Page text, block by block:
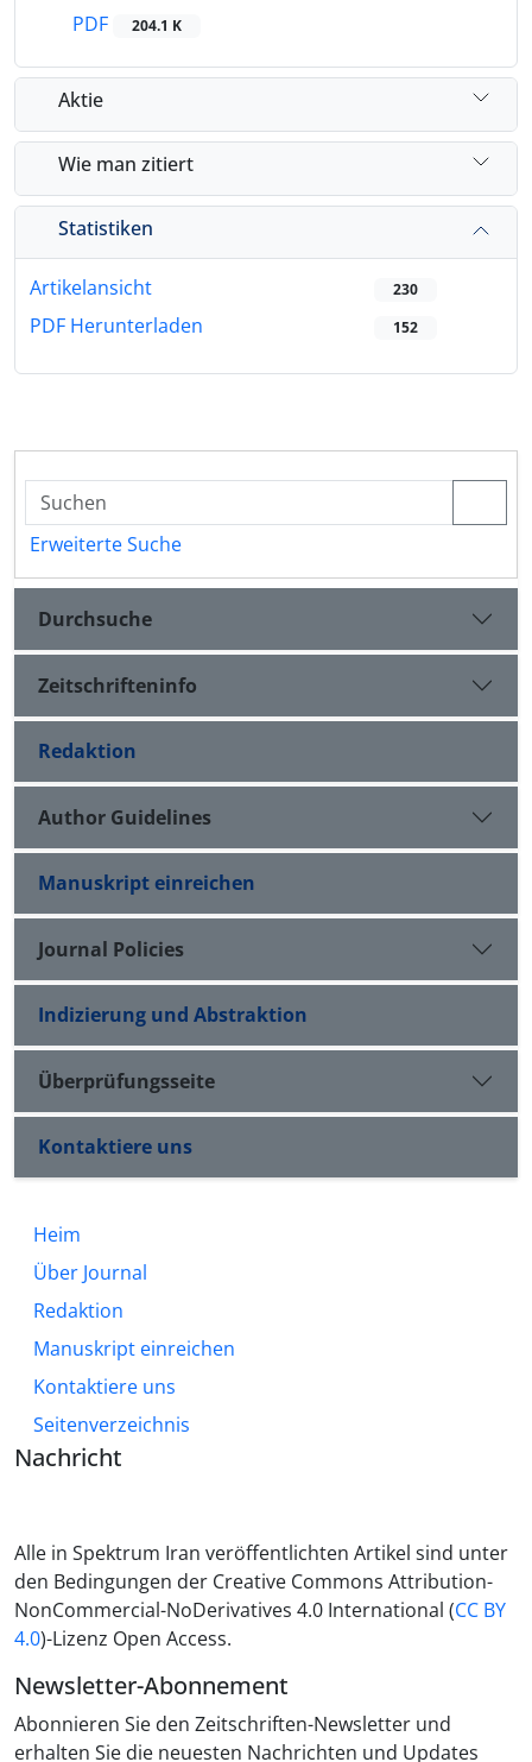
PDF
204.1 K
Aktie
Wie man zitiert
Statistiken
Artikelansicht 230
PDF Herunterladen 152
Erweiterte Suche
Durchsuche
Zeitschrifteninfo
Redaktion
Author Guidelines
Manuskript einreichen
Journal Policies
Indizierung und Abstraktion
Überprüfungsseite
Kontaktiere uns
Heim
Über Journal
Redaktion
Manuskript einreichen
Kontaktiere uns
Seitenverzeichnis
Nachricht
Alle in Spektrum Iran veröffentlichten Artikel sind unter
den Bedingungen der Creative Commons Attribution-
NonCommercial-NoDerivatives 4.0 International (CC BY
4.0)-Lizenz Open Access.
Newsletter-Abonnement
Abonnieren Sie den Zeitschriften-Newsletter und
erhalten Sie die neuesten Nachrichten und Updates